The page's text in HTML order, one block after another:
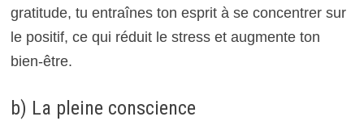
gratitude, tu entraînes ton esprit à se concentrer sur
le positif, ce qui réduit le stress et augmente ton
bien-être.
b) La pleine conscience